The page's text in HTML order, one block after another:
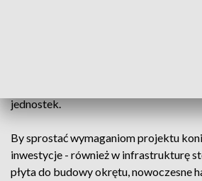
jednostek.
By sprostać wymaganiom projektu
inwestycje - również w infrastrukturę
płyta do budowy okrętu, nowoczesne